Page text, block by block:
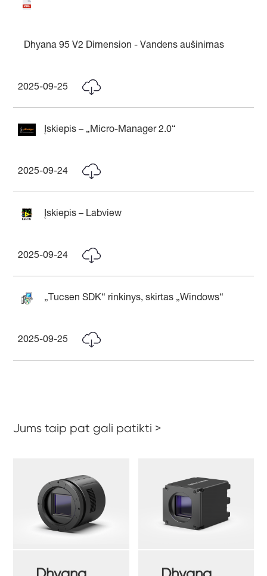
Dhyana 95 V2 Dimension - Vandens aušinimas
2025-09-25
Įskiepis – „Micro-Manager 2.0“
2025-09-24
Įskiepis – Labview
2025-09-24
„Tucsen SDK“ rinkinys, skirtas „Windows“
2025-09-25
Jums taip pat gali patikti >